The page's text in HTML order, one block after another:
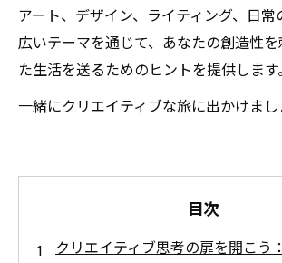
アート、デザイン、ライティング、日
広いテーマを通じて、あなたの創造性
た生活を送るためのヒントを提供します。
一緒にクリエイティブな旅に出かけまし
目次
クリエイティブ思考の扉を開こう